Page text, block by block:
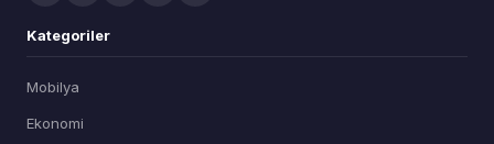
Kategoriler
Mobilya
Ekonomi